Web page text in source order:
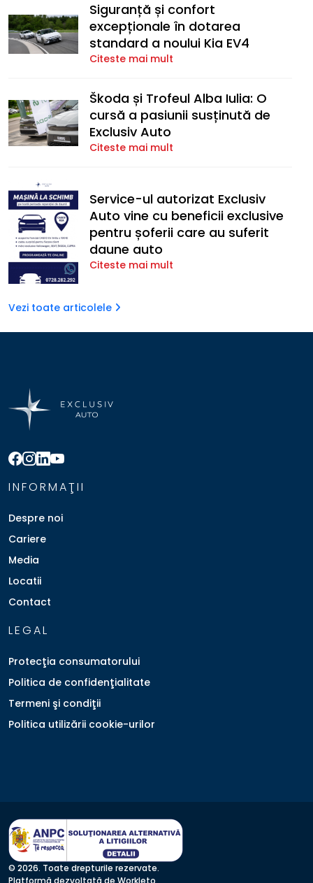
Siguranță și confort
excepționale în dotarea
standard a noului Kia EV4
Citeste mai mult
Škoda și Trofeul Alba Iulia: O
cursă a pasiunii susținută de
Exclusiv Auto
Citeste mai mult
Service-ul autorizat Exclusiv
Auto vine cu beneficii exclusive
pentru șoferii care au suferit
daune auto
Citeste mai mult
Vezi toate articolele
INFORMAŢII
Despre noi
Cariere
Media
Locatii
Contact
LEGAL
Protecţia consumatorului
Politica de confidenţialitate
Termeni şi condiţii
Politica utilizării cookie-urilor
© 2026. Toate drepturile rezervate.